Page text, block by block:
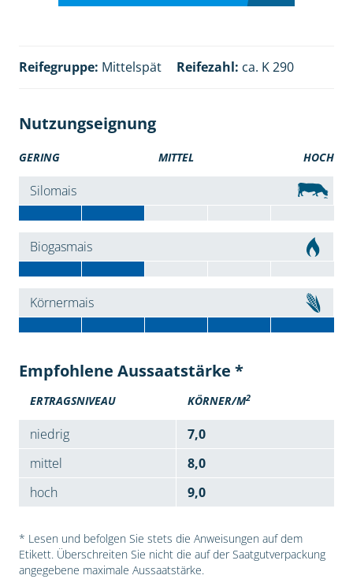
Reifegruppe: Mittelspät Reifezahl: ca. K 290
Nutzungseignung
GERING MITTEL HOCH
Silomais
Biogasmais
Körnermais
Empfohlene Aussaatstärke *
ERTRAGSNIVEAU KÖRNER/M2
niedrig
7,0
mittel
8,0
hoch
9,0
* Lesen und befolgen Sie stets die Anweisungen auf dem
Etikett. Überschreiten Sie nicht die auf der Saatgutverpackung
angegebene maximale Aussaatstärke.